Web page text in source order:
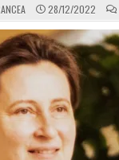
28/12/2022